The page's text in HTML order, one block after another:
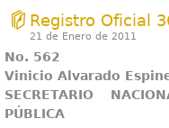
Registro Oficial
21 de Enero de 2011
No. 562
Vinicio Alvarado
SECRETARIO
PÚBLICA